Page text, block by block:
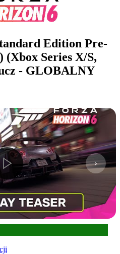
Edition Pre-
(Xbox Series X/S,
- GLOBALNY